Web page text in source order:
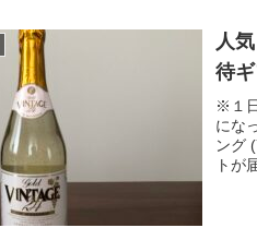
人
待
※１
にな
ング
トが